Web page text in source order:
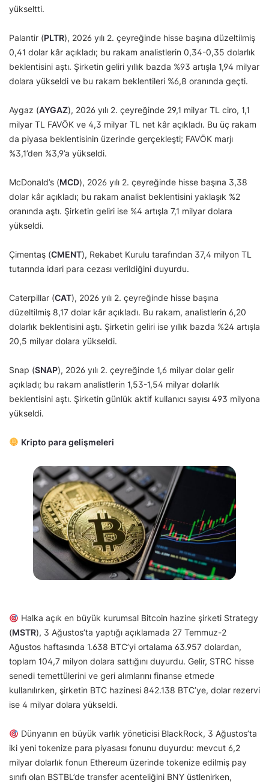
yükseltti.
Palantir (PLTR), 2026 yılı 2. çeyreğinde hisse başına düzeltilmiş
0,41 dolar kâr açıkladı; bu rakam analistlerin 0,34-0,35 dolarlık
beklentisini aştı. Şirketin geliri yıllık bazda %93 artışla 1,94 milyar
dolara yükseldi ve bu rakam beklentileri %6,8 oranında geçti.
Aygaz (AYGAZ), 2026 yılı 2. çeyreğinde 29,1 milyar TL ciro, 1,1
milyar TL FAVÖK ve 4,3 milyar TL net kâr açıkladı. Bu üç rakam
da piyasa beklentisinin üzerinde gerçekleşti; FAVÖK marjı
%3,1’den %3,9’a yükseldi.
McDonald’s (MCD), 2026 yılı 2. çeyreğinde hisse başına 3,38
dolar kâr açıkladı; bu rakam analist beklentisini yaklaşık %2
oranında aştı. Şirketin geliri ise %4 artışla 7,1 milyar dolara
yükseldi.
Çimentaş (CMENT), Rekabet Kurulu tarafından 37,4 milyon TL
tutarında idari para cezası verildiğini duyurdu.
Caterpillar (CAT), 2026 yılı 2. çeyreğinde hisse başına
düzeltilmiş 8,17 dolar kâr açıkladı. Bu rakam, analistlerin 6,20
dolarlık beklentisini aştı. Şirketin geliri ise yıllık bazda %24 artışla
20,5 milyar dolara yükseldi.
Snap (SNAP), 2026 yılı 2. çeyreğinde 1,6 milyar dolar gelir
açıkladı; bu rakam analistlerin 1,53-1,54 milyar dolarlık
beklentisini aştı. Şirketin günlük aktif kullanıcı sayısı 493 milyona
yükseldi.
Kripto para gelişmeleri
Halka açık en büyük kurumsal Bitcoin hazine şirketi Strategy
(MSTR), 3 Ağustos’ta yaptığı açıklamada 27 Temmuz-2
Ağustos haftasında 1.638 BTC’yi ortalama 63.957 dolardan,
toplam 104,7 milyon dolara sattığını duyurdu. Gelir, STRC hisse
senedi temettülerini ve geri alımlarını finanse etmede
kullanılırken, şirketin BTC hazinesi 842.138 BTC’ye, dolar rezervi
ise 4 milyar dolara yükseldi.
Dünyanın en büyük varlık yöneticisi BlackRock, 3 Ağustos’ta
iki yeni tokenize para piyasası fonunu duyurdu: mevcut 6,2
milyar dolarlık fonun Ethereum üzerinde tokenize edilmiş pay
sınıfı olan BSTBL’de transfer acenteliğini BNY üstlenirken,